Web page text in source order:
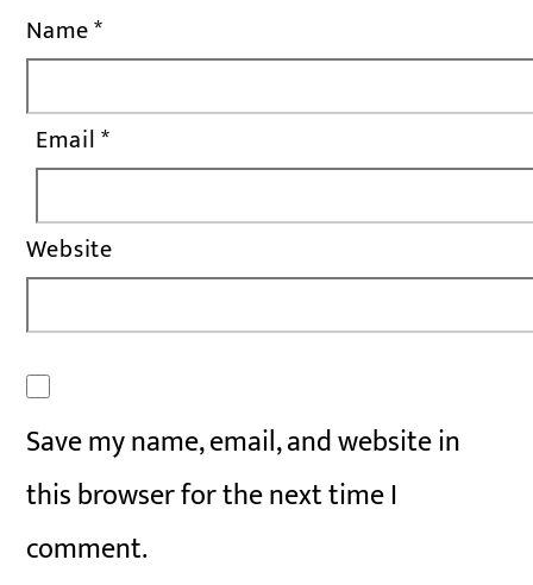
Name*
Email*
Website
Save my name, email, and website in
this browser for the next time I
comment.